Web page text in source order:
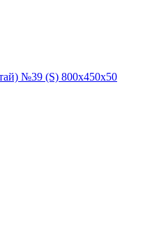
№39 (S) 800х450х50